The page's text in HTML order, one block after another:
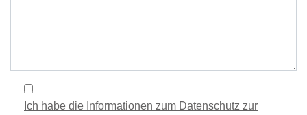
Ich habe die Informationen zum Datenschutz zur